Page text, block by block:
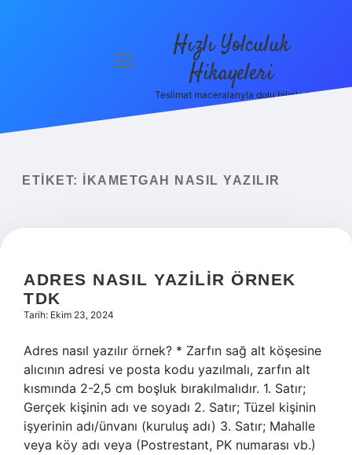
menüyü
Hızlı Yolculuk
Hikayeleri
Teslimat maceralarıyla dolu bilgiler!
ETIKET: İKAMETGAH NASIL YAZILIR
ADRES NASIL YAZILIR ÖRNEK
TDK
Tarih: Ekim 23, 2024
Adres nasıl yazılır örnek? * Zarfın sağ alt köşesine
alıcının adresi ve posta kodu yazılmalı, zarfın alt
kısmında 2-2,5 cm boşluk bırakılmalıdır. 1. Satır;
Gerçek kişinin adı ve soyadı 2. Satır; Tüzel kişinin
işyerinin adı/ünvanı (kuruluş adı) 3. Satır; Mahalle
veya köy adı veya (Postrestant, PK numarası vb.)